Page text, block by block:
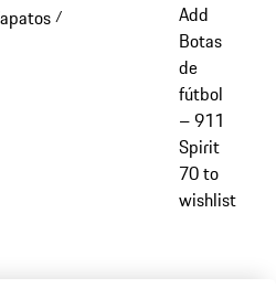
/
Add
Botas
de
fútbol
– 911
Spirit
70 to
wishlist